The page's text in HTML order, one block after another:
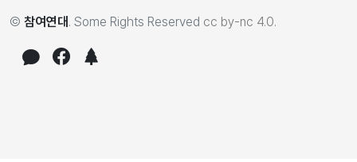
© 참여연대 . Some Rights Reserved cc by-nc 4.0.